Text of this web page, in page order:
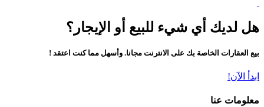
هل لديك أي شيء للبيع أو الإيجار؟
بيع العقارات الخاصة بك على الانترنت مجانا. وأسهل مما كنت اعتقد !
ابدأ الآن!
معلومات عنا